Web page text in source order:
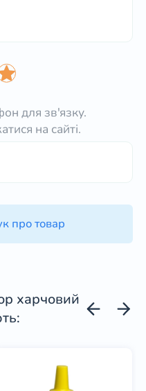
для зв'язку.
на сайті.
про товар
харчовий